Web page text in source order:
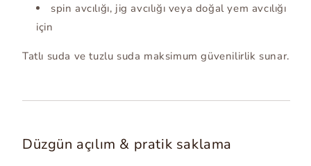
spin avcılığı, jig avcılığı veya doğal yem avcılığı
için
Tatlı suda ve tuzlu suda maksimum güvenilirlik sunar.
Düzgün açılım & pratik saklama